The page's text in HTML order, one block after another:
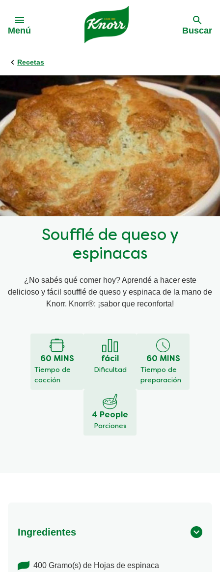
Menú Buscar
Recetas
Soufflé de queso y
espinacas
¿No sabés qué comer hoy? Aprendé a hacer este
delicioso y fácil soufflé de queso y espinaca de la mano de
Knorr. Knorr®: ¡sabor que reconforta!
60 MINS
Tiempo de
cocción
fácil
Dificultad
60 MINS
Tiempo de
preparación
4 People
Porciones
Ingredientes
400 Gramo(s) de Hojas de espinaca